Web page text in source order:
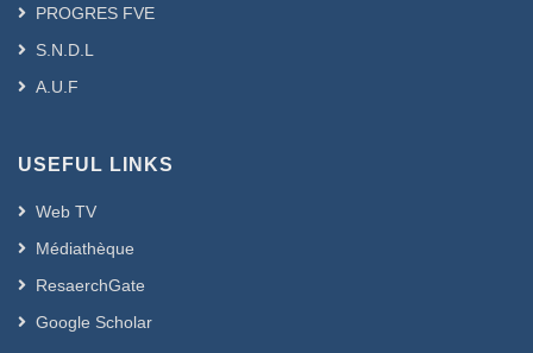
PROGRES FVE
S.N.D.L
A.U.F
USEFUL LINKS
Web TV
Médiathèque
ResaerchGate
Google Scholar